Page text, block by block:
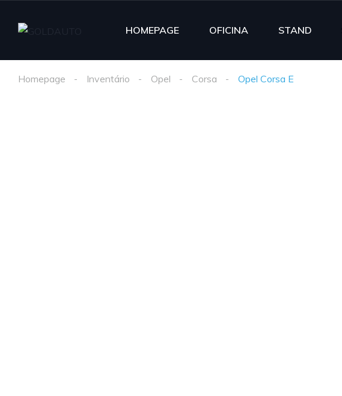
HOMEPAGE OFICINA STAND
Homepage Inventário Opel Corsa Opel Corsa E